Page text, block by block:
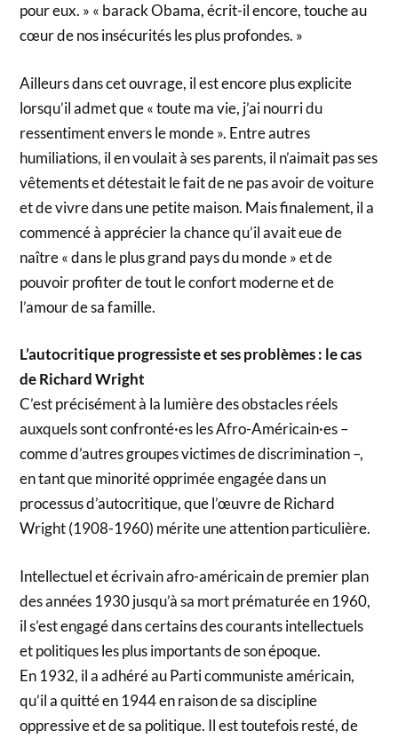
pour eux. » « barack Obama, écrit-il encore, touche au
cœur de nos insécurités les plus profondes. »
Ailleurs dans cet ouvrage, il est encore plus explicite
lorsqu’il admet que « toute ma vie, j’ai nourri du
ressentiment envers le monde ». Entre autres
humiliations, il en voulait à ses parents, il n’aimait pas ses
vêtements et détestait le fait de ne pas avoir de voiture
et de vivre dans une petite maison. Mais finalement, il a
commencé à apprécier la chance qu’il avait eue de
naître « dans le plus grand pays du monde » et de
pouvoir profiter de tout le confort moderne et de
l’amour de sa famille.
L’autocritique progressiste et ses problèmes : le cas
de Richard Wright
C’est précisément à la lumière des obstacles réels
auxquels sont confronté·es les Afro-Américain·es –
comme d’autres groupes victimes de discrimination –,
en tant que minorité opprimée engagée dans un
processus d’autocritique, que l’œuvre de Richard
Wright (1908-1960) mérite une attention particulière.
Intellectuel et écrivain afro-américain de premier plan
des années 1930 jusqu’à sa mort prématurée en 1960,
il s’est engagé dans certains des courants intellectuels
et politiques les plus importants de son époque.
En 1932, il a adhéré au Parti communiste américain,
qu’il a quitté en 1944 en raison de sa discipline
oppressive et de sa politique. Il est toutefois resté, de